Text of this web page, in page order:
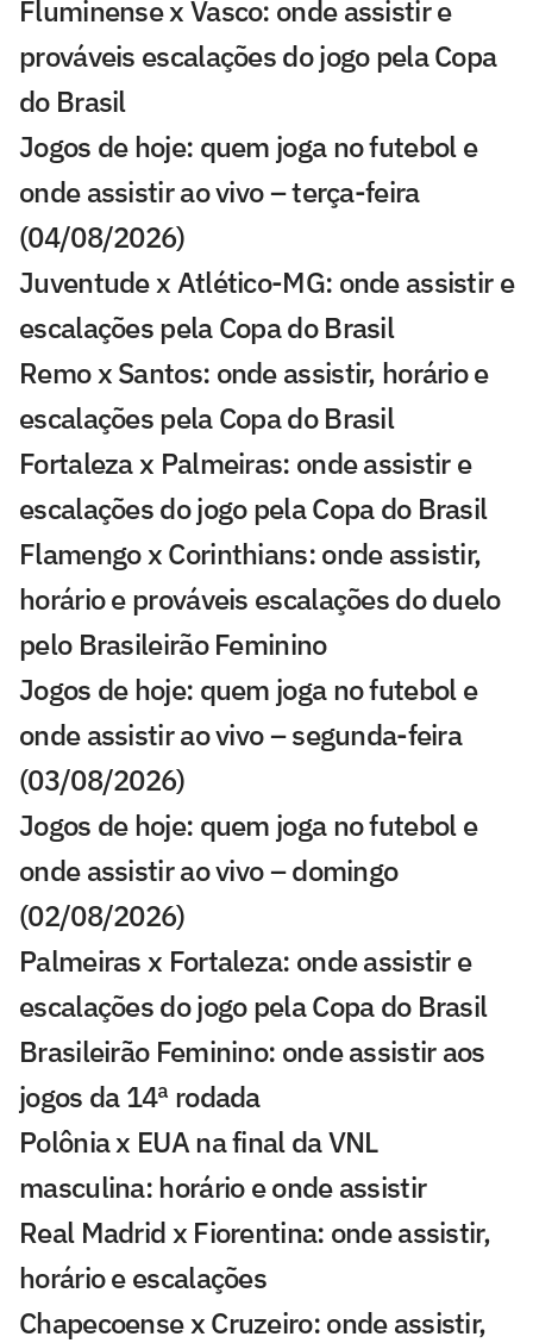
Fluminense x Vasco: onde assistir e
prováveis escalações do jogo pela Copa
do Brasil
Jogos de hoje: quem joga no futebol e
onde assistir ao vivo – terça-feira
(04/08/2026)
Juventude x Atlético-MG: onde assistir e
escalações pela Copa do Brasil
Remo x Santos: onde assistir, horário e
escalações pela Copa do Brasil
Fortaleza x Palmeiras: onde assistir e
escalações do jogo pela Copa do Brasil
Flamengo x Corinthians: onde assistir,
horário e prováveis escalações do duelo
pelo Brasileirão Feminino
Jogos de hoje: quem joga no futebol e
onde assistir ao vivo – segunda-feira
(03/08/2026)
Jogos de hoje: quem joga no futebol e
onde assistir ao vivo – domingo
(02/08/2026)
Palmeiras x Fortaleza: onde assistir e
escalações do jogo pela Copa do Brasil
Brasileirão Feminino: onde assistir aos
jogos da 14ª rodada
Polônia x EUA na final da VNL
masculina: horário e onde assistir
Real Madrid x Fiorentina: onde assistir,
horário e escalações
Chapecoense x Cruzeiro: onde assistir,